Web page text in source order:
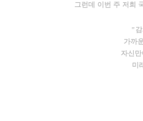
그런데 이번 주 저희
"감
가까
자신
미